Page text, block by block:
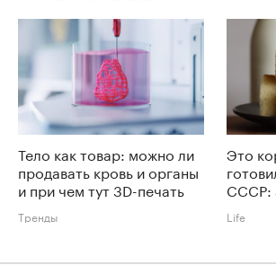
Тело как товар: можно ли
продавать кровь и органы
и при чем тут 3D-печать
Тренды
Это
СССР:
Life